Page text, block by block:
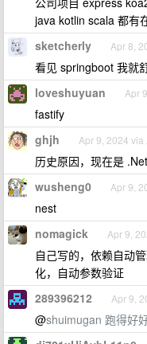
java kotlin scala 都有
sketcherly Apr 8,
看见 springboot 我就
loveshuyuan Apr
fastify
ghjh Apr 9, 2024 via
历史原因，现在是
wusheng0 Apr 9,
nest
nomagick Apr 9,
自己写的，依赖自动
化，自动参数验证
289396212 Apr 9,
@shuimugan 跑得好